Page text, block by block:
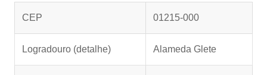
CEP 01215-000
Logradouro (detalhe) Alameda Glete